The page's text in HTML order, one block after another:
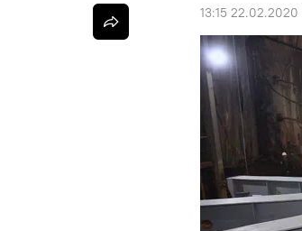
13:15 22.02.2020